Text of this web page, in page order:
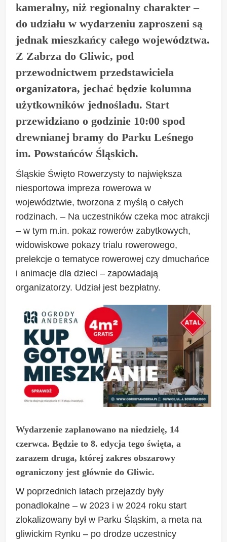
kameralny, niż regionalny charakter –
do udziału w wydarzeniu zaproszeni są
jednak mieszkańcy całego województwa.
Z Zabrza do Gliwic, pod
przewodnictwem przedstawiciela
organizatora, jechać będzie kolumna
użytkowników jednośladu. Start
przewidziano o godzinie 10:00 spod
drewnianej bramy do Parku Leśnego
im. Powstańców Śląskich.
Śląskie Święto Rowerzysty to największa
niesportowa impreza rowerowa w
województwie, tworzona z myślą o całych
rodzinach. – Na uczestników czeka moc atrakcji
– w tym m.in. pokaz rowerów zabytkowych,
widowiskowe pokazy trialu rowerowego,
prelekcje o tematyce rowerowej czy dmuchańce
i animacje dla dzieci – zapowiadają
organizatorzy. Udział jest bezpłatny.
Wydarzenie zaplanowano na niedzielę, 14
czerwca. Będzie to 8. edycja tego święta, a
zarazem druga, której zakres obszarowy
ograniczony jest głównie do Gliwic.
W poprzednich latach przejazdy były
ponadlokalne – w 2023 i w 2024 roku start
zlokalizowany był w Parku Śląskim, a meta na
gliwickim Rynku – po drodze uczestnicy